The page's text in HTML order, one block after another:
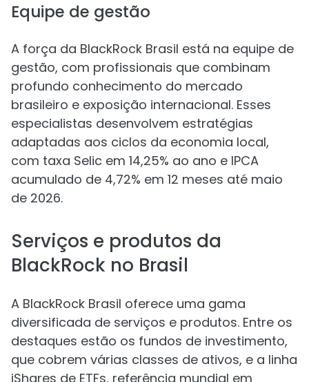
Equipe de gestão
A força da BlackRock Brasil está na equipe de
gestão, com profissionais que combinam
profundo conhecimento do mercado
brasileiro e exposição internacional. Esses
especialistas desenvolvem estratégias
adaptadas aos ciclos da economia local,
com taxa Selic em 14,25% ao ano e IPCA
acumulado de 4,72% em 12 meses até maio
de 2026.
Serviços e produtos da
BlackRock no Brasil
A BlackRock Brasil oferece uma gama
diversificada de serviços e produtos. Entre os
destaques estão os fundos de investimento,
que cobrem várias classes de ativos, e a linha
iShares de ETFs, referência mundial em